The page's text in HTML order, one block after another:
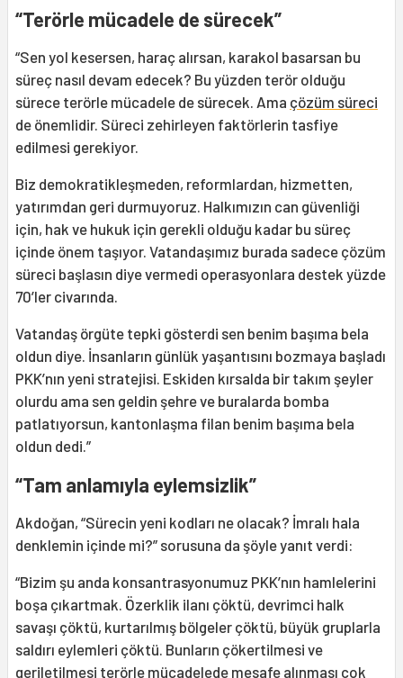
“Terörle mücadele de sürecek”
“Sen yol kesersen, haraç alırsan, karakol basarsan bu
süreç nasıl devam edecek? Bu yüzden terör olduğu
sürece terörle mücadele de sürecek. Ama çözüm süreci
de önemlidir. Süreci zehirleyen faktörlerin tasfiye
edilmesi gerekiyor.
Biz demokratikleşmeden, reformlardan, hizmetten,
yatırımdan geri durmuyoruz. Halkımızın can güvenliği
için, hak ve hukuk için gerekli olduğu kadar bu süreç
içinde önem taşıyor. Vatandaşımız burada sadece çözüm
süreci başlasın diye vermedi operasyonlara destek yüzde
70’ler civarında.
Vatandaş örgüte tepki gösterdi sen benim başıma bela
oldun diye. İnsanların günlük yaşantısını bozmaya başladı
PKK’nın yeni stratejisi. Eskiden kırsalda bir takım şeyler
olurdu ama sen geldin şehre ve buralarda bomba
patlatıyorsun, kantonlaşma filan benim başıma bela
oldun dedi.”
“Tam anlamıyla eylemsizlik”
Akdoğan, “Sürecin yeni kodları ne olacak? İmralı hala
denklemin içinde mi?” sorusuna da şöyle yanıt verdi:
“Bizim şu anda konsantrasyonumuz PKK’nın hamlelerini
boşa çıkartmak. Özerklik ilanı çöktü, devrimci halk
savaşı çöktü, kurtarılmış bölgeler çöktü, büyük gruplarla
saldırı eylemleri çöktü. Bunların çökertilmesi ve
geriletilmesi terörle mücadelede mesafe alınması çok